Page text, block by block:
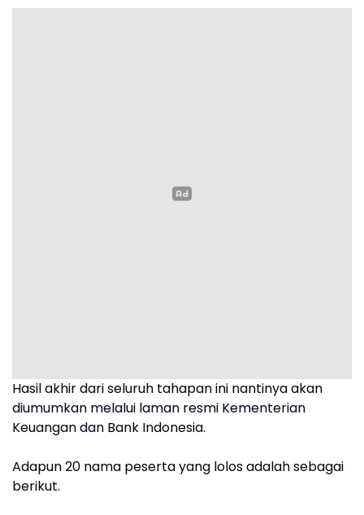
Hasil akhir dari seluruh tahapan ini nantinya akan
diumumkan melalui laman resmi Kementerian
Keuangan dan Bank Indonesia.
Adapun 20 nama peserta yang lolos adalah sebagai
berikut.